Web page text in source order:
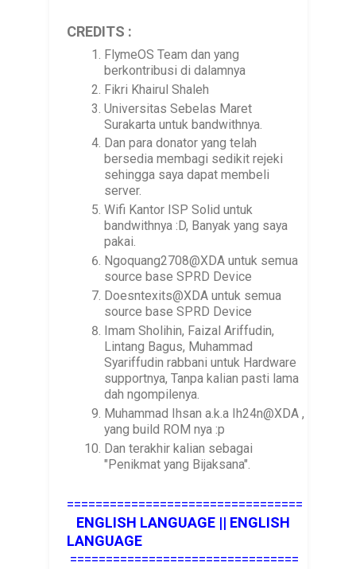
CREDITS :
FlymeOS Team dan yang
berkontribusi di dalamnya
Fikri Khairul Shaleh
Universitas Sebelas Maret
Surakarta untuk bandwithnya.
Dan para donator yang telah
bersedia membagi sedikit rejeki
sehingga saya dapat membeli
server.
Wifi Kantor ISP Solid untuk
bandwithnya :D, Banyak yang saya
pakai.
Ngoquang2708@XDA untuk semua
source base SPRD Device
Doesntexits@XDA untuk semua
source base SPRD Device
Imam Sholihin, Faizal Ariffudin,
Lintang Bagus, Muhammad
Syariffudin rabbani untuk Hardware
supportnya, Tanpa kalian pasti lama
dah ngompilenya.
Muhammad Ihsan a.k.a Ih24n@XDA ,
yang build ROM nya :p
Dan terakhir kalian sebagai
"Penikmat yang Bijaksana".
=================================
ENGLISH LANGUAGE || ENGLISH
LANGUAGE
================================